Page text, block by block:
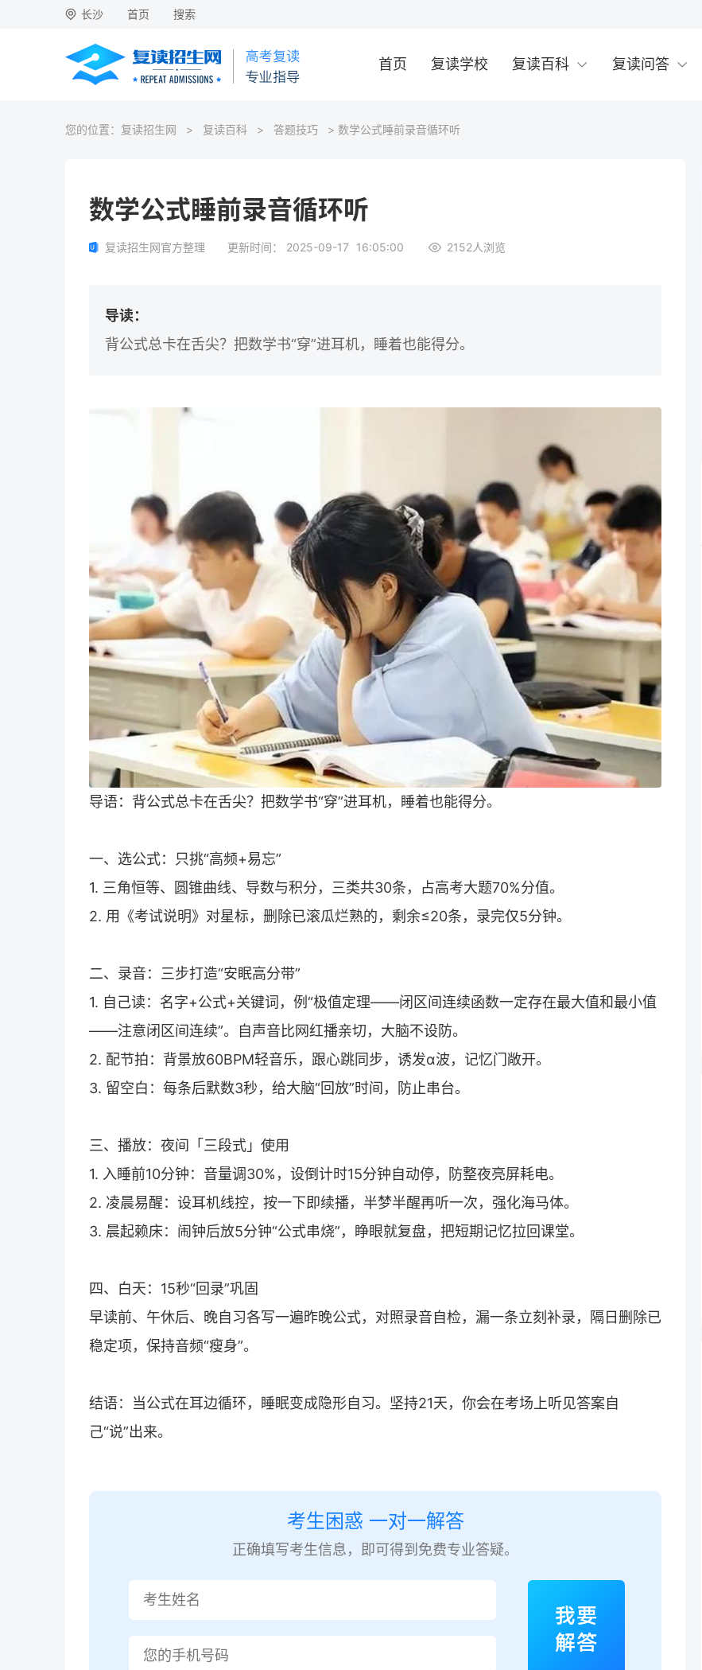
长沙 首页 搜索
首页 复读学校 复读百科 复读问答
您的位置： 复读招生网 > 复读百科 > 答题技巧 > 数学公式睡前录音循环听
数学公式睡前录音循环听
复读招生网官方整理 更新时间： 2025-09-17 16:05:00 2152人浏览
导读：
背公式总卡在舌尖？把数学书“穿”进耳机，睡着也能得分。
导语：背公式总卡在舌尖？把数学书“穿”进耳机，睡着也能得分。
一、选公式：只挑“高频+易忘”
1. 三角恒等、圆锥曲线、导数与积分，三类共30条，占高考大题70%分值。
2. 用《考试说明》对星标，删除已滚瓜烂熟的，剩余≤20条，录完仅5分钟。
二、录音：三步打造“安眠高分带”
1. 自己读：名字+公式+关键词，例“极值定理——闭区间连续函数一定存在最大值和最小值
——注意闭区间连续”。自声音比网红播亲切，大脑不设防。
2. 配节拍：背景放60BPM轻音乐，跟心跳同步，诱发α波，记忆门敞开。
3. 留空白：每条后默数3秒，给大脑“回放”时间，防止串台。
三、播放：夜间「三段式」使用
1. 入睡前10分钟：音量调30%，设倒计时15分钟自动停，防整夜亮屏耗电。
2. 凌晨易醒：设耳机线控，按一下即续播，半梦半醒再听一次，强化海马体。
3. 晨起赖床：闹钟后放5分钟“公式串烧”，睁眼就复盘，把短期记忆拉回课堂。
四、白天：15秒“回录”巩固
早读前、午休后、晚自习各写一遍昨晚公式，对照录音自检，漏一条立刻补录，隔日删除已
稳定项，保持音频“瘦身”。
结语：当公式在耳边循环，睡眠变成隐形自习。坚持21天，你会在考场上听见答案自
己“说”出来。
考生困惑 一对一解答
正确填写考生信息，即可得到免费专业答疑。